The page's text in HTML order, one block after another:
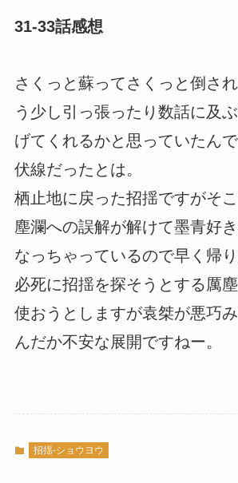
31-33話感想
さくっと蘇ってさくっと倒さ
う少し引っ張ったり数話に及
げてくれるかと思っていたん
伏線だったとは。
栖止地に戻った招揺ですがそ
塵瀾への誤解が解けて墨青好
なっちゃっているので早く帰り
必死に招揺を探そうとする厲
使おうとしますが袁桀が悪巧
んだか不安な展開ですねー。
招揺-ショウヨウ